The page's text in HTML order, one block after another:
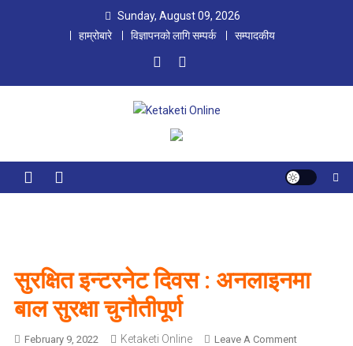
Sunday, August 09, 2026
हाम्रोबारे
विज्ञापनको लागि सम्पर्क सम्पादकीय
Ketaketi Online
First Nepali Online Magazine For Children
सुरक्षित इन्टरनेट दिवस : अनलाइनमा
बाल सुरक्षा चुनौतीपूर्ण
February 9, 2022 Ketaketi Online Leave A CommentO